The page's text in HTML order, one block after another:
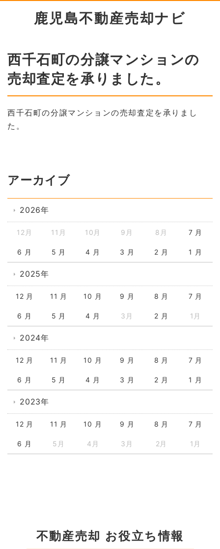
鹿児島不動産売却ナビ
西千石町の分譲マンションの
売却査定を承りました。
西千石町の分譲マンションの売却査定を承りまし
た。
アーカイブ
2026年
12月 11月 10月 9月 8月 7 月
6 月 5 月 4 月 3 月 2 月 1 月
2025年
12 月 11 月 10 月 9 月 8 月 7 月
6 月 5 月 4 月 3月 2 月 1月
2024年
12 月 11 月 10 月 9 月 8 月 7 月
6 月 5 月 4 月 3 月 2 月 1 月
2023年
12 月 11 月 10 月 9 月 8 月 7 月
6 月 5月 4月 3月 2月 1月
不動産売却 お役立ち情報